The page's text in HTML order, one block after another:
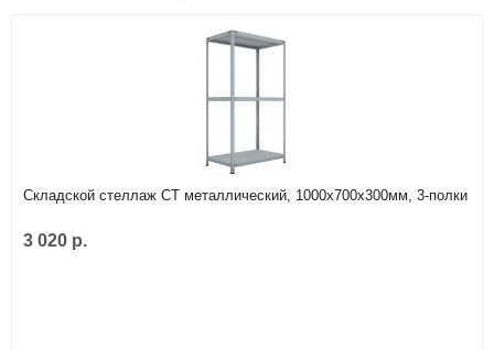
Складской стеллаж СТ металлический, 1000х700х300мм, 3-полки
3 020 р.